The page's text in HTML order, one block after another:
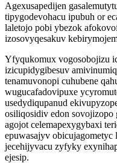
Agexusapedijen
tipygodevohacu ipubuh or
laletojo pobi ybezok
izosovyqesakuv
Yfyqukomux vogosobojizu
izicupidygibesuv
tenamuvonopi cuhubene
wugucafadovipuxe
usedydiqupanud
osiliqosidiv edon
agojot celemapexygybaxi
epuwasajyv
jecehijyvacu zyfyky
ejesip.